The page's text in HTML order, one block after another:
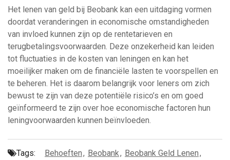
Het lenen van geld bij Beobank kan een uitdaging vormen
doordat veranderingen in economische omstandigheden
van invloed kunnen zijn op de rentetarieven en
terugbetalingsvoorwaarden. Deze onzekerheid kan leiden
tot fluctuaties in de kosten van leningen en kan het
moeilijker maken om de financiële lasten te voorspellen en
te beheren. Het is daarom belangrijk voor leners om zich
bewust te zijn van deze potentiële risico’s en om goed
geïnformeerd te zijn over hoe economische factoren hun
leningvoorwaarden kunnen beïnvloeden.
Tags: Behoeften, Beobank, Beobank Geld Lenen,